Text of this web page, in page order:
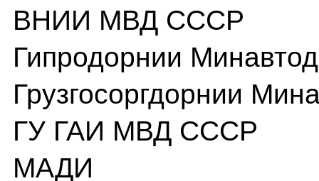
ВНИИ МВД СССР
Гипродорнии
Грузгосоргдорнии
ГУ ГАИ МВД СССР
МАДИ